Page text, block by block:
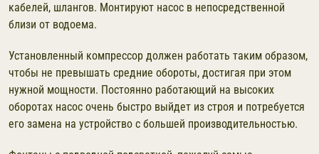
кабелей, шлангов. Монтируют насос в непосредственной
близи от водоема.
Установленный компрессор должен работать таким образом,
чтобы не превышать средние обороты, достигая при этом
нужной мощности. Постоянно работающий на высоких
оборотах насос очень быстро выйдет из строя и потребуется
его замена на устройство с большей производительностью.